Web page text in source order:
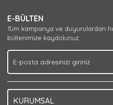
Ürün açıklamasında eksik
Ürün bilgilerinde hatalar
Ürün fiyatı diğer sitelerden
Bu ürüne benzer farklı
E-BÜLTEN
Tüm kampanya ve duyurulardan
bültenimize kaydolunuz.
KURUMSAL